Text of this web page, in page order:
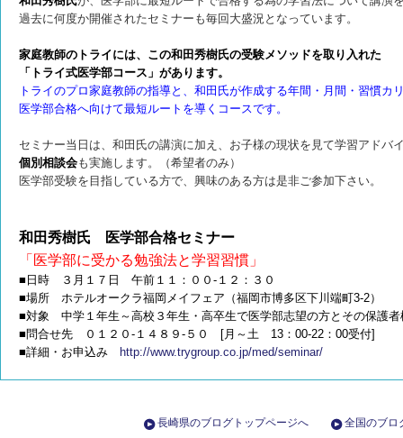
過去に何度か開催されたセミナーも毎回大盛況となっています。
家庭教師のトライには、この和田秀樹氏の受験メソッドを取り入れた
「トライ式医学部コース」があります。
トライのプロ家庭教師の指導と、和田氏が作成する年間・月間・習慣カ
医学部合格へ向けて最短ルートを導くコースです。
セミナー当日は、和田氏の講演に加え、お子様の現状を見て学習アドバ
個別相談会も実施します。（希望者のみ）
医学部受験を目指している方で、興味のある方は是非ご参加下さい。
和田秀樹氏 医学部合格セミナー
「医学部に受かる勉強法と学習習慣」
■日時 ３月１７日 午前１１：００-１２：３０
■場所 ホテルオークラ福岡メイフェア（福岡市博多区下川端町3-2）
■対象 中学１年生～高校３年生・高卒生で医学部志望の方とその保護者
■問合せ先 ０１２０-１４８９-５０ [月～土 13：00-22：00受付]
■詳細・お申込み
http://www.trygroup.co.jp/med/seminar/
長崎県のブログトップページへ 全国のブロ